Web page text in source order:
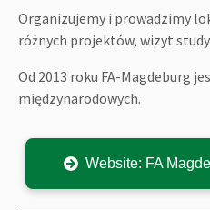
Organizujemy i prowadzimy
różnych projektów, wizyt
Od 2013 roku FA-Magdeburg
międzynarodowych.
Website: FA